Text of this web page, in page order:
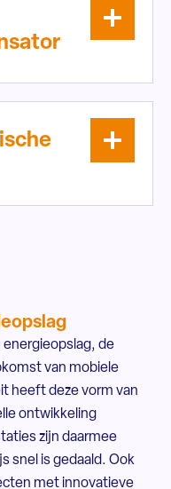
energieopslag, de
van mobiele
heeft deze vorm van
ontwikkeling
zijn daarmee
snel is gedaald. Ook
met innovatieve